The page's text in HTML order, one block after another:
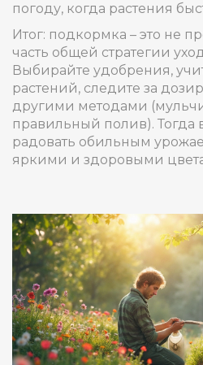
погоду, когда растения
Итог: подкормка – это не
часть общей стратегии
Выбирайте удобрения,
растений, следите за
другими методами
правильный полив). Тогда
радовать обильным
яркими и здоровыми